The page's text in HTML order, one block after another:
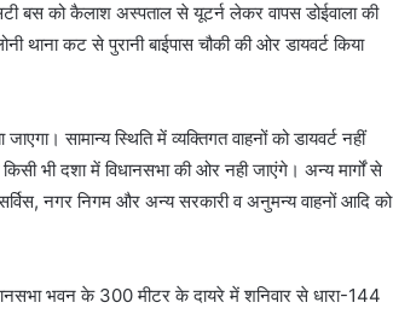
बस को कैलाश अस्पताल से यूटर्न लेकर वापस डोईवाला की
थाना कट से पुरानी बाईपास चौकी की ओर डायवर्ट किया
जाएगा। सामान्य स्थिति में व्यक्तिगत वाहनों को डायवर्ट नहीं
किसी भी दशा में विधानसभा की ओर नही जाएंगे। अन्य मार्गों से
नगर निगम और अन्य सरकारी व अनुमन्य वाहनों आदि को
भवन के 300 मीटर के दायरे में शनिवार से धारा-144